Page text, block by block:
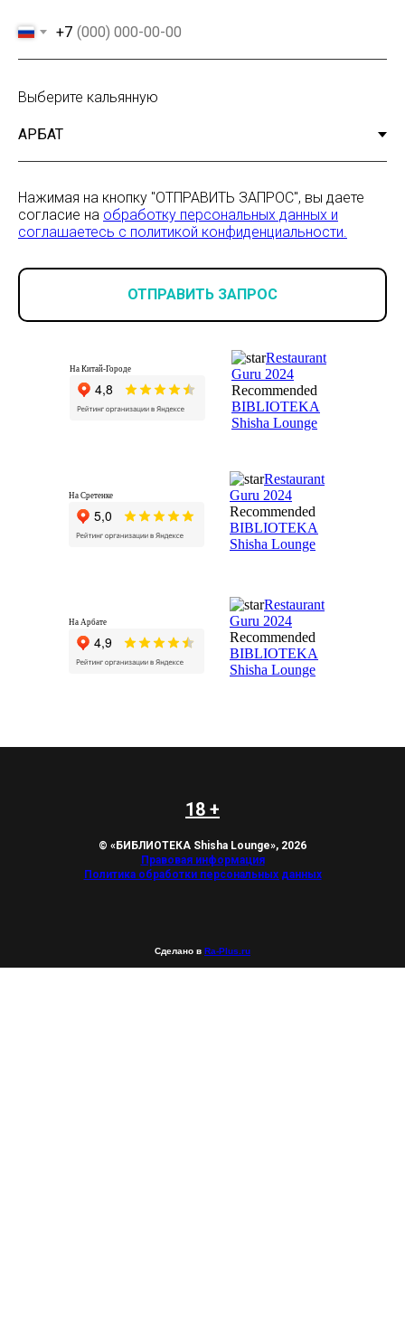
+7
Выберите кальянную
Нажимая на кнопку "ОТПРАВИТЬ ЗАПРОС", вы даете
согласие на обработку персональных данных и
соглашаетесь c политикой конфиденциальности.
ОТПРАВИТЬ ЗАПРОС
На Китай-Городе
Restaurant
Guru 2024
Recommended
BIBLIOTEKA
Shisha Lounge
На Сретенке
Restaurant
Guru 2024
Recommended
BIBLIOTEKA
Shisha Lounge
На Арбате
Restaurant
Guru 2024
Recommended
BIBLIOTEKA
Shisha Lounge
18 +
© «БИБЛИОТЕКА Shisha Lounge», 2026
Правовая информация
Политика обработки персональных данных
Сделано в Ra-Plus.ru